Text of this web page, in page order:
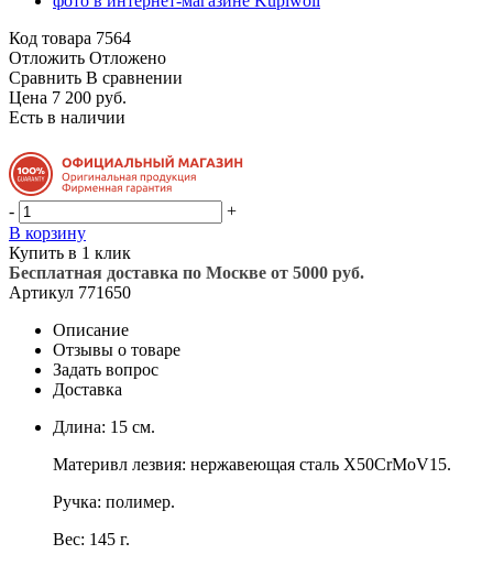
Код товара 7564
Отложить Отложено
Сравнить В сравнении
Цена 7 200 руб.
Есть в наличии
-
+
В корзину
Купить в 1 клик
Бесплатная доставка по Москве от 5000 руб.
Артикул 771650
Описание
Отзывы о товаре
Задать вопрос
Доставка
Длина: 15 см.
Материвл лезвия: нержавеющая сталь X50CrMoV15.
Ручка: полимер.
Вес: 145 г.